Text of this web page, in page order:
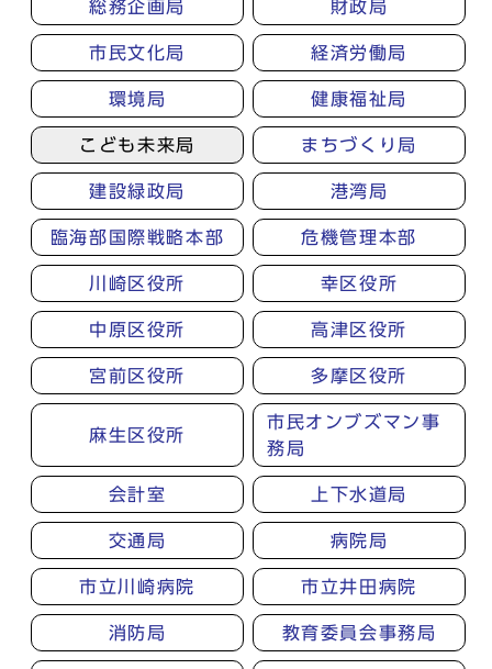
総務企画局 財政局
市民文化局 経済労働局
環境局 健康福祉局
こども未来局 まちづくり局
建設緑政局 港湾局
臨海部国際戦略本部 危機管理本部
川崎区役所 幸区役所
中原区役所 高津区役所
宮前区役所 多摩区役所
麻生区役所
市民オンブズマン事
務局
会計室 上下水道局
交通局 病院局
市立川崎病院 市立井田病院
消防局 教育委員会事務局